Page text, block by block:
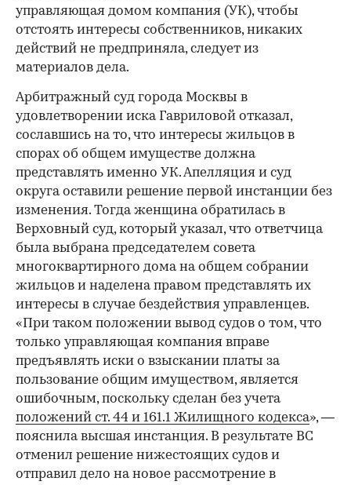
управляющая домом компания (УК), чтобы
отстоять интересы собственников, никаких
действий не предприняла, следует из
материалов дела.
Арбитражный суд города Москвы в
удовлетворении иска Гавриловой отказал,
сославшись на то, что интересы жильцов в
спорах об общем имуществе должна
представлять именно УК. Апелляция и суд
округа оставили решение первой инстанции без
изменения. Тогда женщина обратилась в
Верховный суд, который указал, что ответчица
была выбрана председателем совета
многоквартирного дома на общем собрании
жильцов и наделена правом представлять их
интересы в случае бездействия управленцев.
«При таком положении вывод судов о том, что
только управляющая компания вправе
предъявлять иски о взыскании платы за
пользование общим имуществом, является
ошибочным, поскольку сделан без учета
положений ст. 44 и 161.1 Жилищного кодекса», —
пояснила высшая инстанция. В результате ВС
отменил решение нижестоящих судов и
отправил дело на новое рассмотрение в